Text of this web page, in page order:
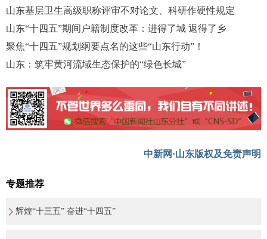
山东基层卫生高级职称评审不对论文、科研作硬性规定
山东“十四五”期间户籍制度改革：进得了城 返得了乡
聚焦“十四五”规划纲要点名的这些“山东行动”！
山东：筑牢黄河流域生态保护的“绿色长城”
中新网·山东版权及免责声明
专题推荐
辉煌“十三五” 奋进“十四五”